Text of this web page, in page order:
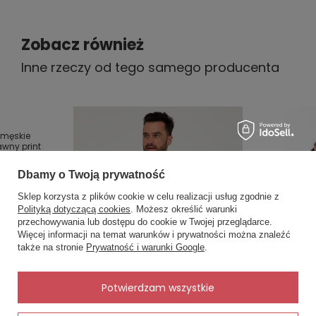
Zobacz również
Inne rzeczy od tego samego producenta
print
×
✨ Asystent zakupowy
Napisz czego szukasz — pokażę
gotowe propozycje.
Dbamy o Twoją prywatność
Sklep korzysta z plików cookie w celu realizacji usług zgodnie z
Polityką dotyczącą cookies. Możesz określić warunki
przechowywania lub dostępu do cookie w Twojej przeglądarce.
Więcej informacji na temat warunków i prywatności można znaleźć
także na stronie Prywatność i warunki Google.
Potwierdzam wszystkie